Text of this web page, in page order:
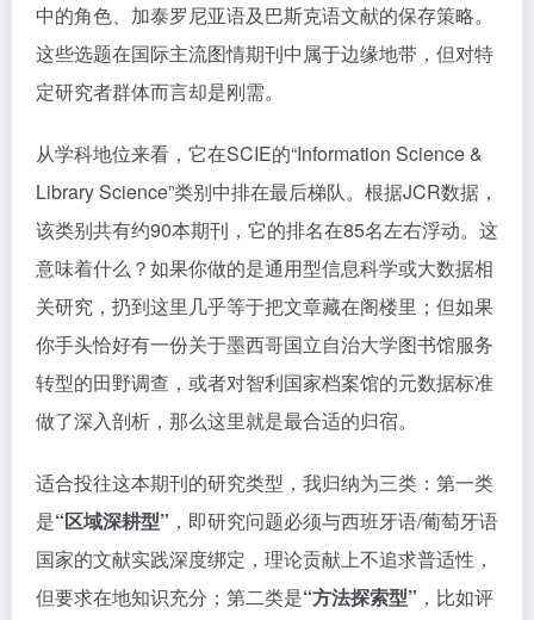
中的角色、加泰罗尼亚语及巴斯克语文献的保存策略。
这些选题在国际主流图情期刊中属于边缘地带，但对特
定研究者群体而言却是刚需。
从学科地位来看，它在SCIE的“Information Science &
Library Science”类别中排在最后梯队。根据JCR数据，
该类别共有约90本期刊，它的排名在85名左右浮动。这
意味着什么？如果你做的是通用型信息科学或大数据相
关研究，扔到这里几乎等于把文章藏在阁楼里；但如果
你手头恰好有一份关于墨西哥国立自治大学图书馆服务
转型的田野调查，或者对智利国家档案馆的元数据标准
做了深入剖析，那么这里就是最合适的归宿。
适合投往这本期刊的研究类型，我归纳为三类：第一类
是“区域深耕型” ，即研究问题必须与西班牙语/葡萄牙语
国家的文献实践深度绑定，理论贡献上不追求普适性，
但要求在地知识充分；第二类是“方法探索型” ，比如评